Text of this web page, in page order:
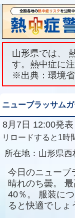
山形県では、
す。熱中症に
※出典：環境
ニューブラッサム
8月7日 12:00発表
リロードすると1時
所在地： 山形県西
今日のニューブ
晴れのち曇。
40％。
服装につ
ると快適でしょ